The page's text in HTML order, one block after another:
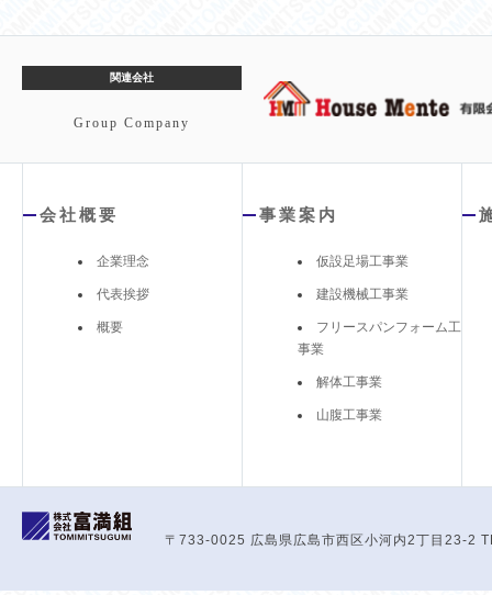
関連会社
Group Company
会社概要
企業理念
代表挨拶
概要
事業案内
仮設足場工事業
建設機械工事業
フリースパンフォーム工
事業
解体工事業
山腹工事業
〒733-0025 広島県広島市西区小河内2丁目23-